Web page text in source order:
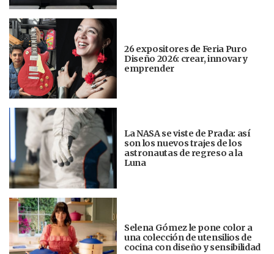
26 expositores de Feria Puro
Diseño 2026: crear, innovar y
emprender
La NASA se viste de Prada: así
son los nuevos trajes de los
astronautas de regreso a la
Luna
Selena Gómez le pone color a
una colección de utensilios de
cocina con diseño y sensibilidad